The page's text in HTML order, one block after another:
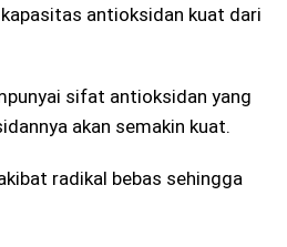
antioksidan kuat dari
sifat antioksidan yang
akan semakin kuat.
radikal bebas sehingga